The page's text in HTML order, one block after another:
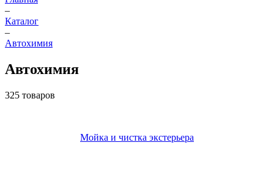
–
Каталог
–
Автохимия
Автохимия
325 товаров
Мойка и чистка экстерьера